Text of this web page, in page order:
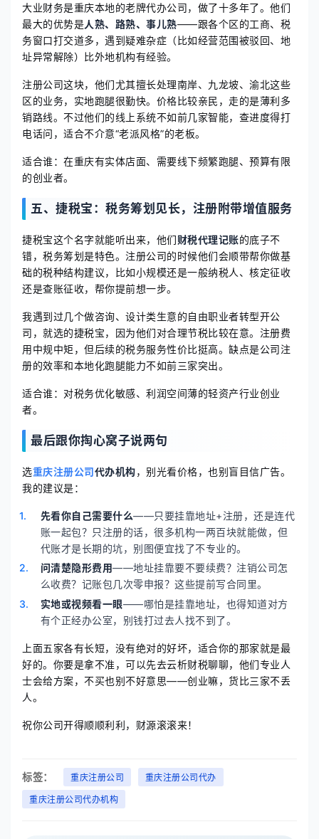
大业财务是重庆本地的老牌代办公司，做了十多年了。他们
最大的优势是人熟、路熟、事儿熟——跟各个区的工商、税
务窗口打交道多，遇到疑难杂症（比如经营范围被驳回、地
址异常解除）比外地机构有经验。
注册公司这块，他们尤其擅长处理南岸、九龙坡、渝北这些
区的业务，实地跑腿很勤快。价格比较亲民，走的是薄利多
销路线。不过他们的线上系统不如前几家智能，查进度得打
电话问，适合不介意“老派风格”的老板。
适合谁：在重庆有实体店面、需要线下频繁跑腿、预算有限
的创业者。
五、捷税宝：税务筹划见长，注册附带增值服务
捷税宝这个名字就能听出来，他们财税代理记账的底子不
错，税务筹划是特色。注册公司的时候他们会顺带帮你做基
础的税种结构建议，比如小规模还是一般纳税人、核定征收
还是查账征收，帮你提前想一步。
我遇到过几个做咨询、设计类生意的自由职业者转型开公
司，就选的捷税宝，因为他们对合理节税比较在意。注册费
用中规中矩，但后续的税务服务性价比挺高。缺点是公司注
册的效率和本地化跑腿能力不如前三家突出。
适合谁：对税务优化敏感、利润空间薄的轻资产行业创业
者。
最后跟你掏心窝子说两句
选重庆注册公司代办机构，别光看价格，也别盲目信广告。
我的建议是：
先看你自己需要什么——只要挂靠地址+注册，还是连代
账一起包？只注册的话，很多机构一两百块就能做，但
代账才是长期的坑，别图便宜找了不专业的。
问清楚隐形费用——地址挂靠要不要续费？注销公司怎
么收费？记账包几次零申报？这些提前写合同里。
实地或视频看一眼——哪怕是挂靠地址，也得知道对方
有个正经办公室，别钱打过去人找不到了。
上面五家各有长短，没有绝对的好坏，适合你的那家就是最
好的。你要是拿不准，可以先去云析财税聊聊，他们专业人
士会给方案，不买也别不好意思——创业嘛，货比三家不丢
人。
祝你公司开得顺顺利利，财源滚滚来！
标签： 重庆注册公司
重庆注册公司代办
重庆注册公司代办机构